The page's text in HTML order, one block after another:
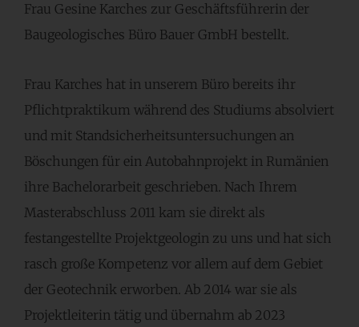
Frau Gesine Karches zur Geschäftsführerin der
Baugeologisches Büro Bauer GmbH bestellt.
Frau Karches hat in unserem Büro bereits ihr
Pflichtpraktikum während des Studiums absolviert
und mit Standsicherheitsuntersuchungen an
Böschungen für ein Autobahnprojekt in Rumänien
ihre Bachelorarbeit geschrieben. Nach Ihrem
Masterabschluss 2011 kam sie direkt als
festangestellte Projektgeologin zu uns und hat sich
rasch große Kompetenz vor allem auf dem Gebiet
der Geotechnik erworben. Ab 2014 war sie als
Projektleiterin tätig und übernahm ab 2023